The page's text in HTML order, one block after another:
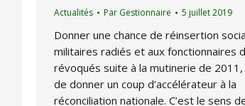
Actualités Par Gestionnaire 5 juillet 2019
Donner une chance de réinsertion
militaires radiés et aux fonctionnaires
révoqués suite à la mutinerie de 2011,
de donner un coup d’accélérateur à la
réconciliation nationale. C’est le sens